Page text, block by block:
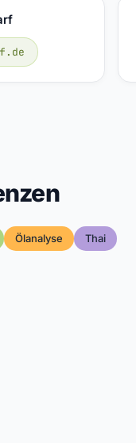
Ölanalyse Thai